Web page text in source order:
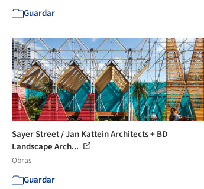
Guardar
Sayer Street / Jan Kattein Architects + BD
Landscape Arch...
Obras
Guardar